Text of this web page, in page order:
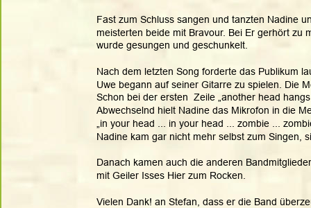
Fast zum Schluss sangen und tanzten Nadine
meisterten beide mit Bravour. Bei Er gerhört zu
wurde gesungen und geschunkelt.
Nach dem letzten Song forderte das Publikum
Uwe begann auf seiner Gitarre zu spielen. Die
Schon bei der ersten  Zeile „another head
Abwechselnd hielt Nadine das Mikrofon in die
„in your head ... in your head ... zombie ...
Nadine kam gar nicht mehr selbst zum Singen,
Danach kamen auch die anderen
mit Geiler Isses Hier zum Rocken.
Vielen Dank! an Stefan, dass er die Band